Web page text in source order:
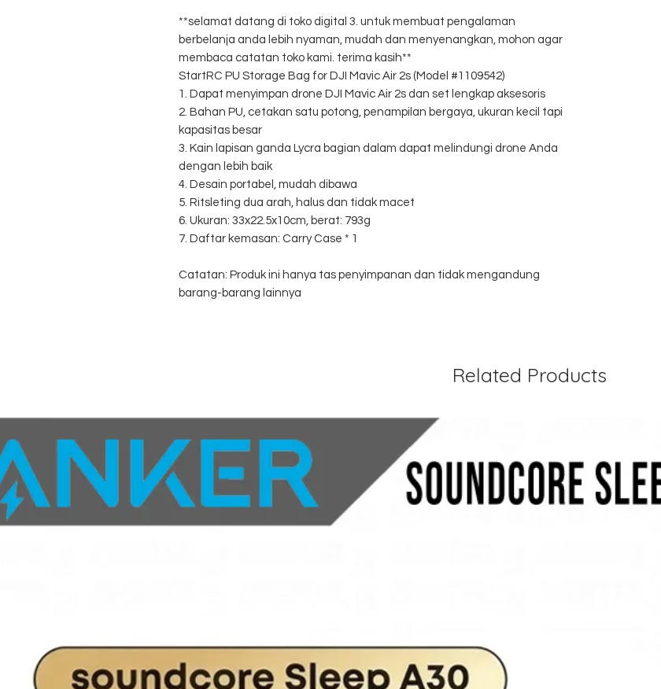
**selamat datang di toko digital 3. untuk membuat pengalaman
berbelanja anda lebih nyaman, mudah dan menyenangkan, mohon agar
membaca catatan toko kami. terima kasih**
StartRC PU Storage Bag for DJI Mavic Air 2s (Model #1109542)
1. Dapat menyimpan drone DJI Mavic Air 2s dan set lengkap aksesoris
2. Bahan PU, cetakan satu potong, penampilan bergaya, ukuran kecil tapi
kapasitas besar
3. Kain lapisan ganda Lycra bagian dalam dapat melindungi drone Anda
dengan lebih baik
4. Desain portabel, mudah dibawa
5. Ritsleting dua arah, halus dan tidak macet
6. Ukuran: 33x22.5x10cm, berat: 793g
7. Daftar kemasan: Carry Case * 1
Catatan: Produk ini hanya tas penyimpanan dan tidak mengandung
barang-barang lainnya
Related Products